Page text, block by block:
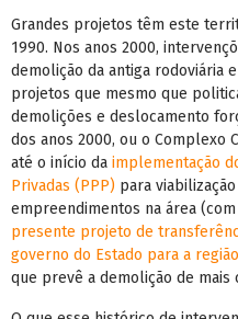
Grandes projetos têm este
1990. Nos anos 2000,
demolição da antiga rodoviária
projetos que mesmo que
demolições e deslocamento
dos anos 2000, ou o Complexo
até o início da implementação
Privadas (PPP) para
empreendimentos na área
presente projeto de
governo do Estado para a região
que prevê a demolição de mais